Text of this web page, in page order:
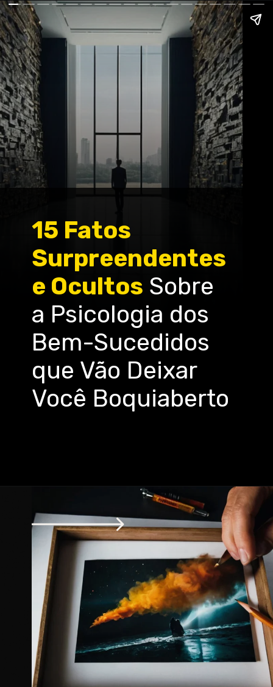
15 Fatos
Surpreendentes
e Ocultos Sobre
a Psicologia dos
Bem-Sucedidos
que Vão Deixar
Você Boquiaberto